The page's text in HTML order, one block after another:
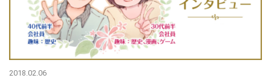
2018.02.06